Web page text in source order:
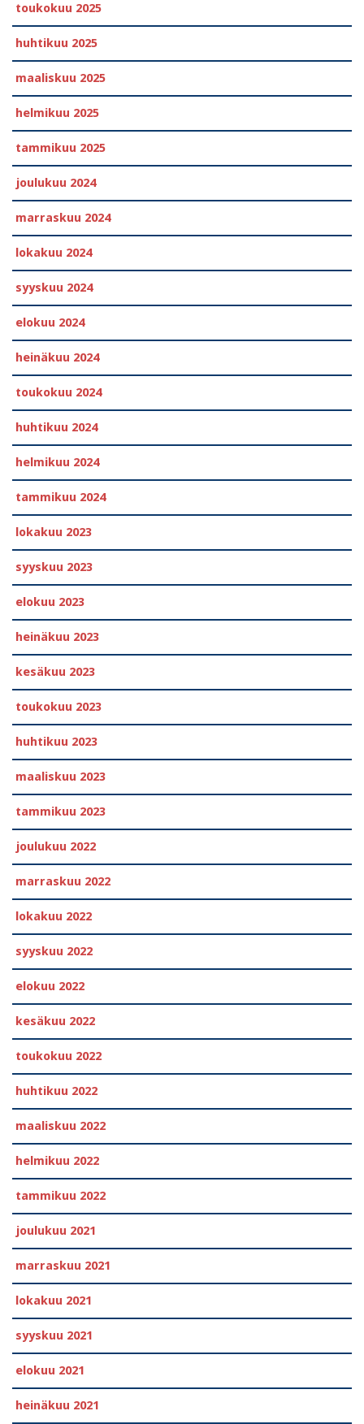
toukokuu 2025
huhtikuu 2025
maaliskuu 2025
helmikuu 2025
tammikuu 2025
joulukuu 2024
marraskuu 2024
lokakuu 2024
syyskuu 2024
elokuu 2024
heinäkuu 2024
toukokuu 2024
huhtikuu 2024
helmikuu 2024
tammikuu 2024
lokakuu 2023
syyskuu 2023
elokuu 2023
heinäkuu 2023
kesäkuu 2023
toukokuu 2023
huhtikuu 2023
maaliskuu 2023
tammikuu 2023
joulukuu 2022
marraskuu 2022
lokakuu 2022
syyskuu 2022
elokuu 2022
kesäkuu 2022
toukokuu 2022
huhtikuu 2022
maaliskuu 2022
helmikuu 2022
tammikuu 2022
joulukuu 2021
marraskuu 2021
lokakuu 2021
syyskuu 2021
elokuu 2021
heinäkuu 2021